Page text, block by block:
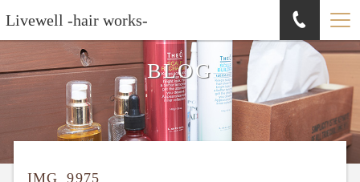
Livewell -hair works-
BLOG
IMG_9975